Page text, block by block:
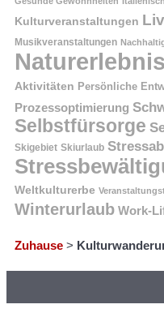
Kulturveranstaltungen
Musikveranstaltungen
Naturerlebnis
Aktivitäten Persönliche
Prozessoptimierung
Selbstfürsorge
Skigebiet Skiurlaub
Weltkulturerbe
Winterurlaub Work-
Zuhause >